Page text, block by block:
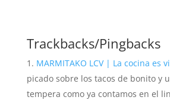
Trackbacks/Pingbacks
MARMITAKO LCV | La cocina es
picado sobre los tacos de bonito y
tempera como ya contamos en el